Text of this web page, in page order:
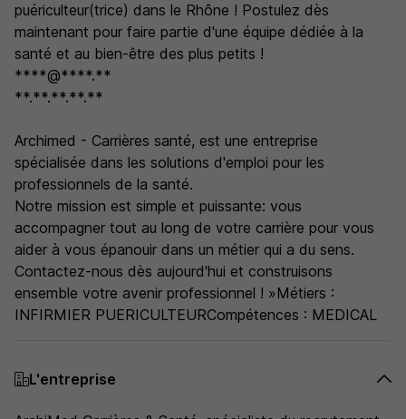
puériculteur(trice) dans le Rhône ! Postulez dès
maintenant pour faire partie d'une équipe dédiée à la
santé et au bien-être des plus petits !
****@****.**
**.**.**.**.**
Archimed - Carrières santé, est une entreprise
spécialisée dans les solutions d'emploi pour les
professionnels de la santé.
Notre mission est simple et puissante: vous
accompagner tout au long de votre carrière pour vous
aider à vous épanouir dans un métier qui a du sens.
Contactez-nous dès aujourd'hui et construisons
ensemble votre avenir professionnel ! »Métiers :
INFIRMIER PUERICULTEURCompétences : MEDICAL
L'entreprise